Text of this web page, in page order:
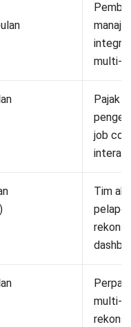
multi-
Pajak
job
Tim
multi-